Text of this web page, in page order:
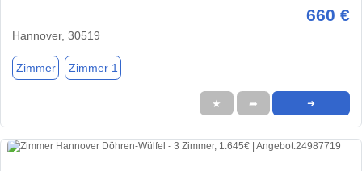
660 €
Hannover, 30519
Zimmer Zimmer 1
★ ➦ ➜